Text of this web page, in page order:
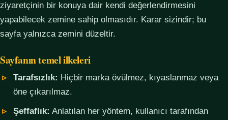
ziyaretçinin bir konuya dair kendi değerlendirmesini
yapabilecek zemine sahip olmasıdır. Karar sizindir; bu
sayfa yalnızca zemini düzeltir.
Sayfanın temel ilkeleri
Tarafsızlık: Hiçbir marka övülmez, kıyaslanmaz veya
öne çıkarılmaz.
Şeffaflık: Anlatılan her yöntem, kullanıcı tarafından